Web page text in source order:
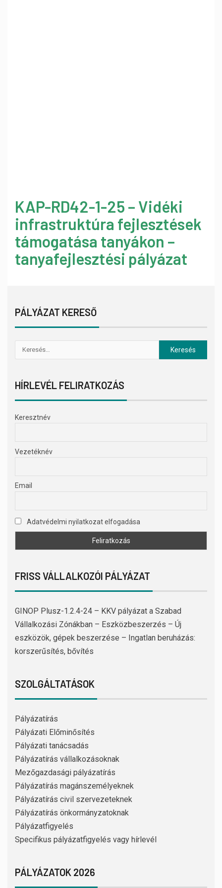
KAP-RD42-1-25 – Vidéki
infrastruktúra fejlesztések
támogatása tanyákon –
tanyafejlesztési pályázat
PÁLYÁZAT KERESŐ
HÍRLEVÉL FELIRATKOZÁS
Keresztnév
Vezetéknév
Email
Adatvédelmi nyilatkozat elfogadása
FRISS VÁLLALKOZÓI PÁLYÁZAT
GINOP Plusz-1.2.4-24 – KKV pályázat a Szabad
Vállalkozási Zónákban – Eszközbeszerzés – Új
eszközök, gépek beszerzése – Ingatlan beruházás:
korszerűsítés, bővítés
SZOLGÁLTATÁSOK
Pályázatírás
Pályázati Előminősítés
Pályázati tanácsadás
Pályázatírás vállalkozásoknak
Mezőgazdasági pályázatírás
Pályázatírás magánszemélyeknek
Pályázatírás civil szervezeteknek
Pályázatírás önkormányzatoknak
Pályázatfigyelés
Specifikus pályázatfigyelés vagy hírlevél
PÁLYÁZATOK 2026